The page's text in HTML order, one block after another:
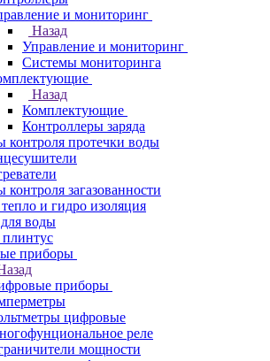
и мониторинг
Назад
Управление и мониторинг
Системы мониторинга
Назад
Комплектующие
Контроллеры заряда
контроля протечки воды
контроля загазованности
и гидро изоляция
воды
приборы
приборы
цифровые
реле
мощности